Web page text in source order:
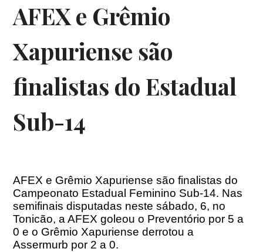
AFEX e Grêmio
Xapuriense são
finalistas do Estadual
Sub-14
AFEX e Grêmio Xapuriense são finalistas do
Campeonato Estadual Feminino Sub-14. Nas
semifinais disputadas neste sábado, 6, no
Tonicão, a AFEX goleou o Preventório por 5 a
0 e o Grêmio Xapuriense derrotou a
Assermurb por 2 a 0.